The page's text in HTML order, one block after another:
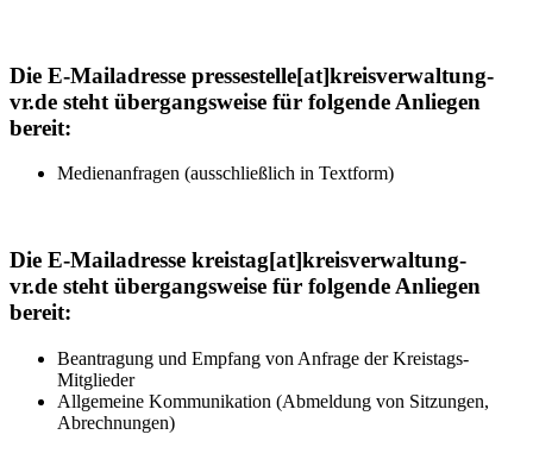
Die E-Mailadresse pressestelle[at]kreisverwaltung-
vr.de steht übergangsweise für folgende Anliegen
bereit:
Medienanfragen (ausschließlich in Textform)
Die E-Mailadresse kreistag[at]kreisverwaltung-
vr.de steht übergangsweise für folgende Anliegen
bereit:
Beantragung und Empfang von Anfrage der Kreistags-
Mitglieder
Allgemeine Kommunikation (Abmeldung von Sitzungen,
Abrechnungen)